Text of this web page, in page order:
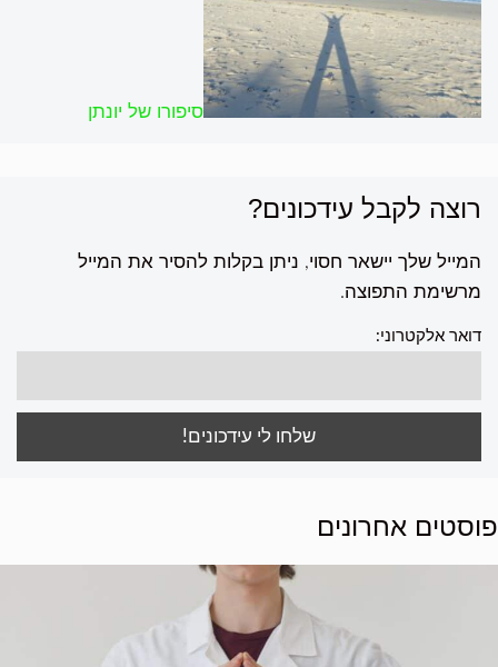
סיפורו של יונתן
רוצה לקבל עידכונים?
המייל שלך יישאר חסוי, ניתן בקלות להסיר את המייל
מרשימת התפוצה.
דואר אלקטרוני:
פוסטים אחרונים